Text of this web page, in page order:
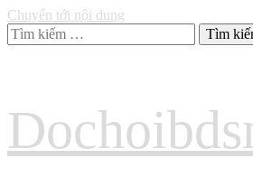
Chuyển tới nội dung
Tìm
kiếm